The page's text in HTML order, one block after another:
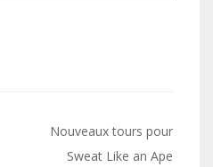
Nouveaux tours pour
Sweat Like an Ape